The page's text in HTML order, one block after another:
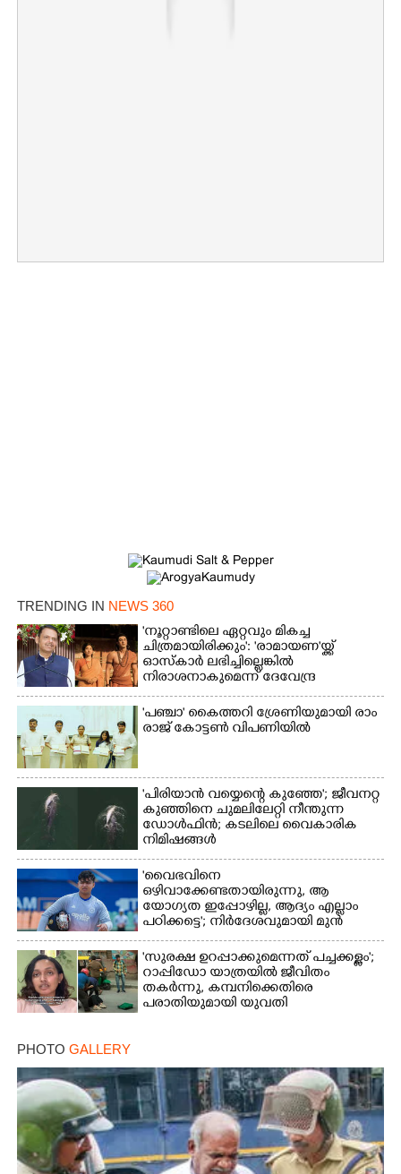
TRENDING IN NEWS 360
'നൂറ്റാണ്ടിലെ ഏറ്റവും മികച്ച
ചിത്രമായിരിക്കും': 'രാമായണ'യ്ക്ക്
ഓസ്കാ‌ർ ലഭിച്ചില്ലെങ്കിൽ
നിരാശനാകുമെന്ന് ദേവേന്ദ്ര
ഫഡ്നാവിസ്
'​പ​ഞ്ചാ​'​ ​കൈ​ത്ത​റി​ ​ശ്രേ​ണി​യു​മാ​യി​ ​രാം​
രാ​ജ് ​കോ​ട്ടൺ വിപണിയിൽ
'പിരിയാൻ വയ്യെന്റെ കുഞ്ഞേ'; ജീവനറ്റ
കുഞ്ഞിനെ ചുമലിലേറ്റി നീന്തുന്ന
ഡോൾഫിൻ; കടലിലെ വൈകാരിക
നിമിഷങ്ങൾ
'വൈഭവിനെ
ഒഴിവാക്കേണ്ടതായിരുന്നു,​ ആ
യോഗ്യത ഇപ്പോഴില്ല, ആദ്യം എല്ലാം
പഠിക്കട്ടെ'; നിർദേശവുമായി മുൻ
ക്രിക്കറ്റ് താരം
'സുരക്ഷ ഉറപ്പാക്കുമെന്നത് പച്ചക്കള്ളം';
റാപ്പിഡോ യാത്രയിൽ ജീവിതം
തകർന്നു, കമ്പനിക്കെതിരെ
പരാതിയുമായി യുവതി
PHOTO GALLERY